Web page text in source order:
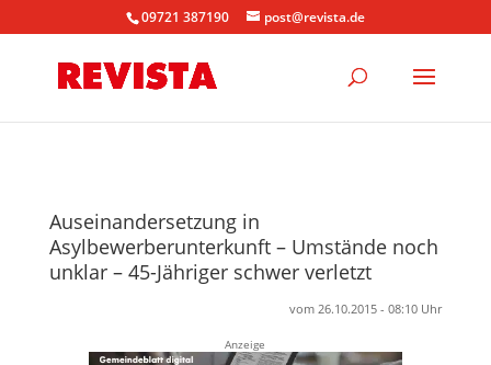
09721 387190 post@revista.de
Auseinandersetzung in
Asylbewerberunterkunft – Umstände noch
unklar – 45-Jähriger schwer verletzt
vom 26.10.2015 - 08:10 Uhr
Anzeige